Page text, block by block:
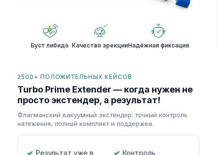
Буст либидо Качество эрекцииНадёжная фиксация
2500+ ПОЛОЖИТЕЛЬНЫХ КЕЙСОВ
Turbo Prime Extender — когда нужен не
просто экстендер, а результат!
Флагманский вакуумный экстендер: точный контроль
натяжения, полный комплект и поддержка.
Результат уже в
Контроль